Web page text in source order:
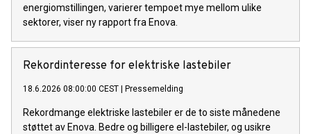
energiomstillingen, varierer tempoet mye mellom ulike
sektorer, viser ny rapport fra Enova.
Rekordinteresse for elektriske lastebiler
18.6.2026 08:00:00 CEST Pressemelding
Rekordmange elektriske lastebiler er de to siste månedene
støttet av Enova. Bedre og billigere el-lastebiler, og usikre